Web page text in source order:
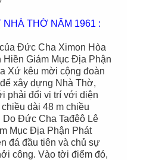
NHÀ THỜ NĂM 1961 :
Đức Cha Ximon Hòa
Hiền Giám Mục Địa Phận
Xứ kêu mời cộng đoàn
xây dựng Nhà Thờ,
phải đổi vị trí với diện
dài 48 m chiều
Do Đức Cha Tađêô Lê
Mục Địa Phận Phát
đá đầu tiên và chủ sự
công. Vào tời điểm đó,